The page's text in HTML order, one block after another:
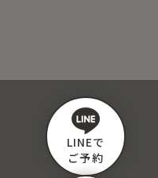
LINEで
ご予約